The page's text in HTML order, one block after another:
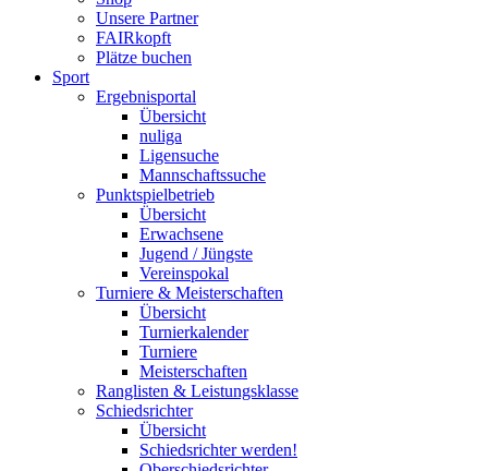
Unsere Partner
FAIRkopft
Plätze buchen
Sport
Ergebnisportal
Übersicht
nuliga
Ligensuche
Mannschaftssuche
Punktspielbetrieb
Übersicht
Erwachsene
Jugend / Jüngste
Vereinspokal
Turniere & Meisterschaften
Übersicht
Turnierkalender
Turniere
Meisterschaften
Ranglisten & Leistungsklasse
Schiedsrichter
Übersicht
Schiedsrichter werden!